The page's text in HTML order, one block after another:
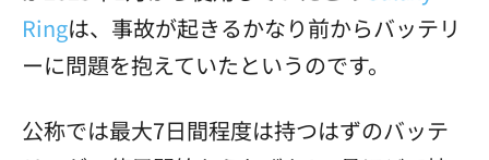
Ringは、事故が起きるかなり前からバッテリ
ーに問題を抱えていたというのです。
公称では最大7日間程度は持つはずのバッテ